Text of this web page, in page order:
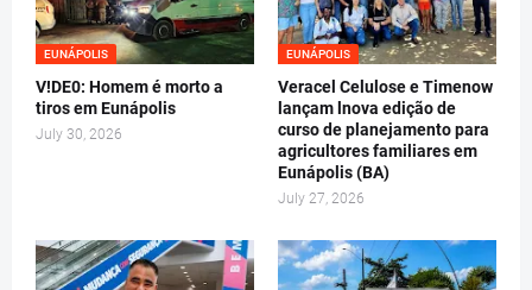
EUNÁPOLIS
V!DE0: Homem é morto a
tiros em Eunápolis
July 30, 2026
EUNÁPOLIS
Veracel Celulose e Timenow
lançam lnova edição de
curso de planejamento para
agricultores familiares em
Eunápolis (BA)
July 27, 2026